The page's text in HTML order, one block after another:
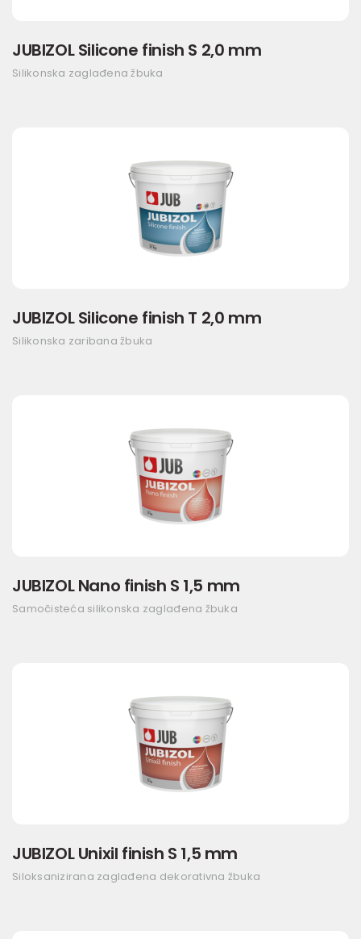
JUBIZOL Silicone finish S 2,0 mm
Silikonska zaglađena žbuka
JUBIZOL Silicone finish T 2,0 mm
Silikonska zaribana žbuka
JUBIZOL Nano finish S 1,5 mm
Samočisteća silikonska zaglađena žbuka
JUBIZOL Unixil finish S 1,5 mm
Siloksanizirana zaglađena dekorativna žbuka